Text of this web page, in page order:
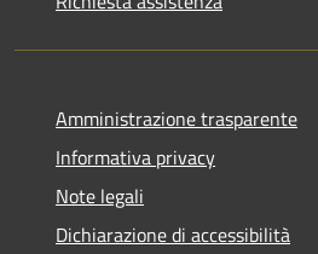
Amministrazione trasparente
Informativa privacy
Note legali
Dichiarazione di accessibilità